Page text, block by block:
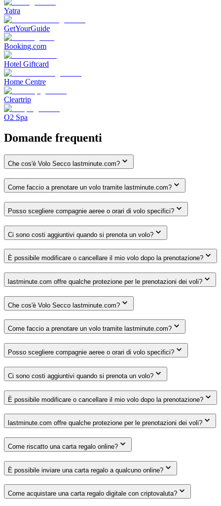
Yatra
GetYourGuide
Booking.com
Hotel Giftcard
Home Centre
Cleartrip
O2 Spa
Domande frequenti
Che cos'è Volo Secco lastminute.com?
Come faccio a prenotare un volo tramite lastminute.com?
Posso scegliere compagnie aeree o orari di volo specifici?
Ci sono costi aggiuntivi quando si prenota un volo?
È possibile modificare o cancellare il mio volo dopo la prenotazione?
lastminute.com offre qualche protezione per le prenotazioni dei voli?
Che cos'è Volo Secco lastminute.com?
Come faccio a prenotare un volo tramite lastminute.com?
Posso scegliere compagnie aeree o orari di volo specifici?
Ci sono costi aggiuntivi quando si prenota un volo?
È possibile modificare o cancellare il mio volo dopo la prenotazione?
lastminute.com offre qualche protezione per le prenotazioni dei voli?
Come riscatto una carta regalo online?
È possibile inviare una carta regalo a qualcuno online?
Come acquistare una carta regalo digitale con criptovaluta?